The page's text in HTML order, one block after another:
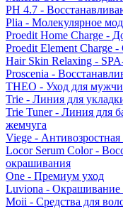
PH 4.7 -
Plia - Молекулярное
Proedit Home Charge -
Proedit Element Charge
Hair Skin Relaxing -
Proscenia -
THEO - Уход для
Trie - Линия для
Trie Tuner - Линия для
жемчуга
Viege - Антивозростная
Locor Serum Color -
окрашивания
One - Премиум уход
Luviona - Окрашивание
Moii - Средства для